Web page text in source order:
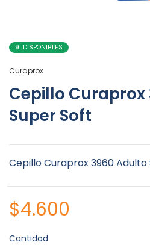
91 DISPONIBLES
Curaprox
Cepillo
Super Soft
Cepillo Curaprox 3960 Adulto
$4.600
Cantidad